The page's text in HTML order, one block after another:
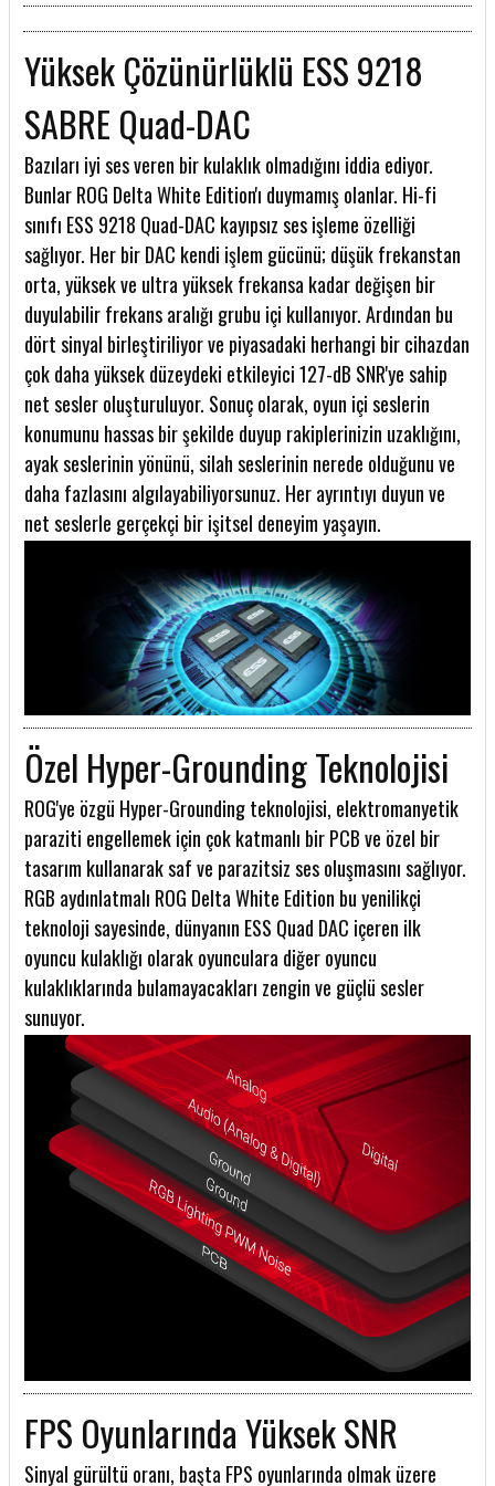
Yüksek Çözünürlüklü ESS 9218
SABRE Quad-DAC
Bazıları iyi ses veren bir kulaklık olmadığını iddia ediyor.
Bunlar ROG Delta White Edition'ı duymamış olanlar. Hi-fi
sınıfı ESS 9218 Quad-DAC kayıpsız ses işleme özelliği
sağlıyor. Her bir DAC kendi işlem gücünü; düşük frekanstan
orta, yüksek ve ultra yüksek frekansa kadar değişen bir
duyulabilir frekans aralığı grubu içi kullanıyor. Ardından bu
dört sinyal birleştiriliyor ve piyasadaki herhangi bir cihazdan
çok daha yüksek düzeydeki etkileyici 127-dB SNR'ye sahip
net sesler oluşturuluyor. Sonuç olarak, oyun içi seslerin
konumunu hassas bir şekilde duyup rakiplerinizin uzaklığını,
ayak seslerinin yönünü, silah seslerinin nerede olduğunu ve
daha fazlasını algılayabiliyorsunuz. Her ayrıntıyı duyun ve
net seslerle gerçekçi bir işitsel deneyim yaşayın.
Özel Hyper-Grounding Teknolojisi
ROG'ye özgü Hyper-Grounding teknolojisi, elektromanyetik
paraziti engellemek için çok katmanlı bir PCB ve özel bir
tasarım kullanarak saf ve parazitsiz ses oluşmasını sağlıyor.
RGB aydınlatmalı ROG Delta White Edition bu yenilikçi
teknoloji sayesinde, dünyanın ESS Quad DAC içeren ilk
oyuncu kulaklığı olarak oyunculara diğer oyuncu
kulaklıklarında bulamayacakları zengin ve güçlü sesler
sunuyor.
FPS Oyunlarında Yüksek SNR
Sinyal gürültü oranı, başta FPS oyunlarında olmak üzere